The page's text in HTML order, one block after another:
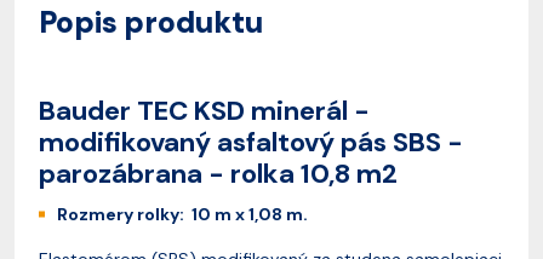
Popis produktu
Bauder TEC KSD minerál -
modifikovaný asfaltový pás SBS -
parozábrana - rolka 10,8 m2
Rozmery rolky: 10 m x 1,08 m.